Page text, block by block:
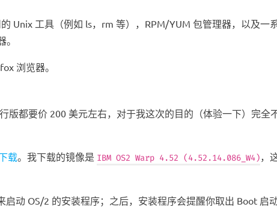
Unix 工具（例如 ls，rm 等），RPM/YUM 包管理器，以及一
浏览器。
都要价 200 美元左右，对于我这次的目的（体验一下）完全
载。我下载的镜像是 IBM OS2 Warp 4.52 (4.52.14.086_W4)，
动 OS/2 的安装程序；之后，安装程序会提醒你取出 Boot 启